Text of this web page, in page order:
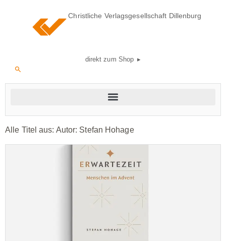
Christliche Verlagsgesellschaft Dillenburg
direkt zum Shop ▸
Alle Titel aus: Autor: Stefan Hohage